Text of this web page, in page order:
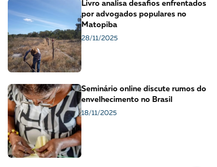
Livro analisa desafios enfrentados
por advogados populares no
Matopiba
28/11/2025
Seminário online discute rumos do
envelhecimento no Brasil
18/11/2025